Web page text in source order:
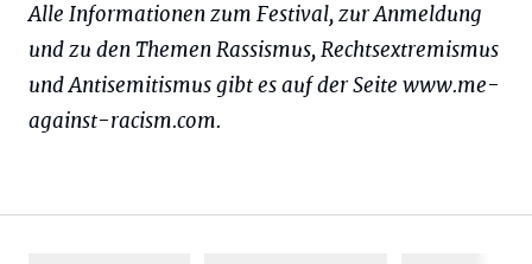
Alle Informationen zum Festival, zur Anmeldung
und zu den Themen Rassismus, Rechtsextremismus
und Antisemitismus gibt es auf der Seite www.me-
against-racism.com.